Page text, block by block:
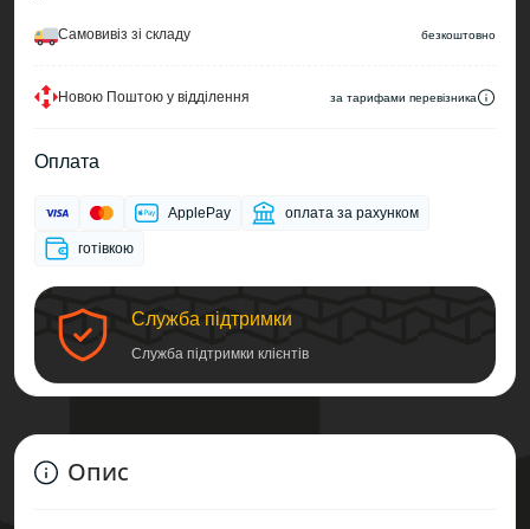
Самовивіз зі складу безкоштовно
Новою Поштою у відділення за тарифами перевізника
Оплата
ApplePay оплата за рахунком
готівкою
Служба підтримки
Служба підтримки клієнтів
Опис